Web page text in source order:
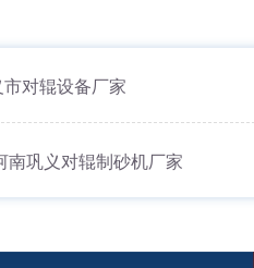
对辊设备厂家
南巩义对辊制砂机厂家